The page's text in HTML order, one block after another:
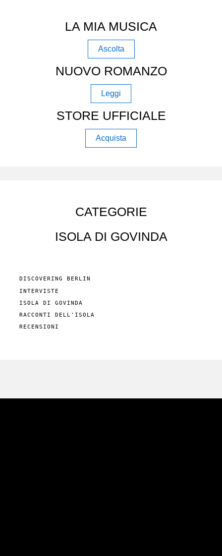
LA MIA MUSICA
Ascolta
NUOVO ROMANZO
Leggi
STORE UFFICIALE
Acquista
CATEGORIE
ISOLA DI GOVINDA
DISCOVERING BERLIN
INTERVISTE
ISOLA DI GOVINDA
RACCONTI DELL'ISOLA
RECENSIONI